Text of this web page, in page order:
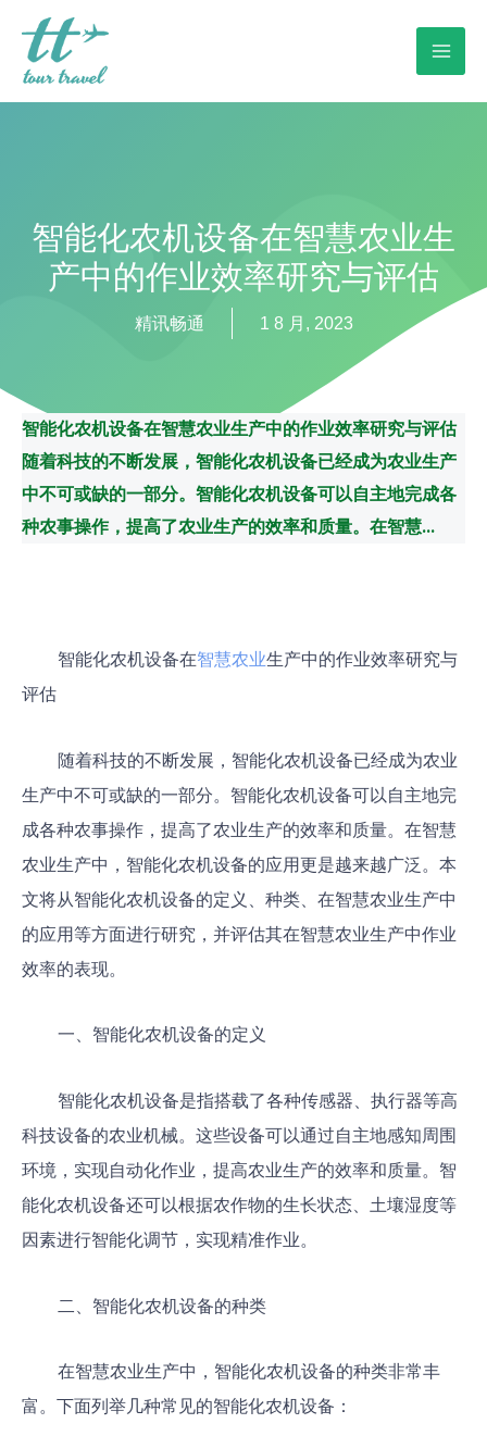
智能化农机设备在智慧农业生
产中的作业效率研究与评估
精讯畅通 1 8 月, 2023
智能化农机设备在智慧农业生产中的作业效率研究与评估
随着科技的不断发展，智能化农机设备已经成为农业生产
中不可或缺的一部分。智能化农机设备可以自主地完成各
种农事操作，提高了农业生产的效率和质量。在智慧...
智能化农机设备在智慧农业生产中的作业效率研究与
评估
随着科技的不断发展，智能化农机设备已经成为农业
生产中不可或缺的一部分。智能化农机设备可以自主地完
成各种农事操作，提高了农业生产的效率和质量。在智慧
农业生产中，智能化农机设备的应用更是越来越广泛。本
文将从智能化农机设备的定义、种类、在智慧农业生产中
的应用等方面进行研究，并评估其在智慧农业生产中作业
效率的表现。
一、智能化农机设备的定义
智能化农机设备是指搭载了各种传感器、执行器等高
科技设备的农业机械。这些设备可以通过自主地感知周围
环境，实现自动化作业，提高农业生产的效率和质量。智
能化农机设备还可以根据农作物的生长状态、土壤湿度等
因素进行智能化调节，实现精准作业。
二、智能化农机设备的种类
在智慧农业生产中，智能化农机设备的种类非常丰
富。下面列举几种常见的智能化农机设备：